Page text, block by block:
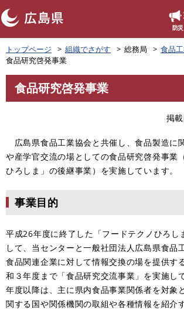
ペ
ー
ジ
の
頭
防災
トップページ 組織でさがす 総務局
食品
食品研究啓発事業
文
食品研究啓発事業
掲載
広島県食品工業協会と共催し、食品製造に
や産学官交流の場としての食品研究啓発事業
ひろしま」の後継事業）を実施しています。
事業目的
平成26年度に終了した「フードテクノひろし
して、当センターと一般社団法人広島県食品
食品関連企業に対して情報交換の場を提供す
和３年度まで「食品研究交流事業」を実施し
年度以降は、主に県内食品事業関係者を対象
関する国や関係機関の取組や各種情報を紹介